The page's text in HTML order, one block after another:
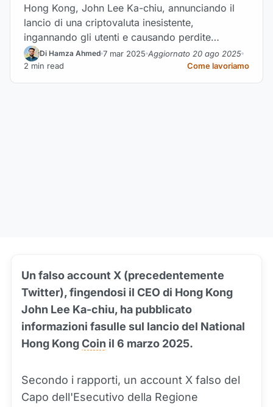
Hong Kong, John Lee Ka-chiu, annunciando il
lancio di una criptovaluta inesistente,
ingannando gli utenti e causando perdite
finanziarie.
Di Hamza Ahmed 7 mar 2025 Aggiornato 20 ago 2025
2 min read
Come lavoriamo
Un falso account X (precedentemente
Twitter), fingendosi il CEO di Hong Kong
John Lee Ka-chiu, ha pubblicato
informazioni fasulle sul lancio del National
Hong KongCoin il 6 marzo 2025.
Secondo i rapporti, un account X falso del
Capo dell'Esecutivo della Regione